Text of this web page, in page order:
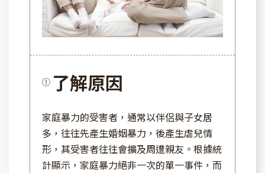
了解原因
家庭暴力的受害者，通常以伴侶與子女居
多，往往先產生婚姻暴力，後產生虐兒情
形，其受害者往往會擴及周遭親友。根據統
計顯示，家庭暴力絕非一次的單一事件，而